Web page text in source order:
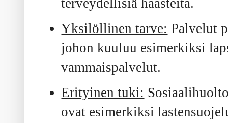
terveydellisiä haasteita.
Yksilöllinen tarve: Palvelut
johon kuuluu esimerkiksi
vammaispalvelut.
Erityinen tuki:
ovat esimerkiksi